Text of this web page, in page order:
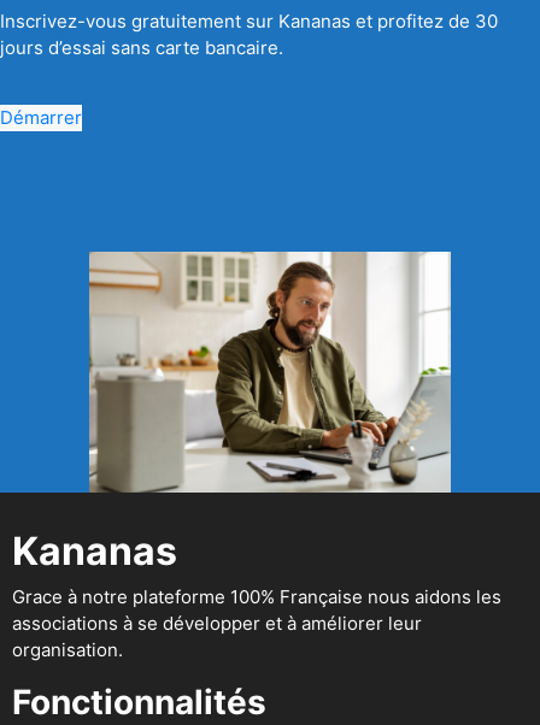
Inscrivez-vous gratuitement sur Kananas et profitez de 30
jours d’essai sans carte bancaire.
Démarrer
Kananas
Grace à notre plateforme 100% Française nous aidons les
associations à se développer et à améliorer leur
organisation.
Fonctionnalités